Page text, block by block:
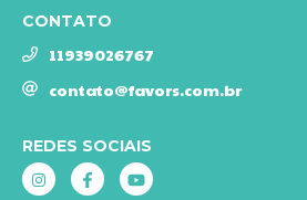
CONTATO
11939026767
contato@favors.com.br
REDES SOCIAIS